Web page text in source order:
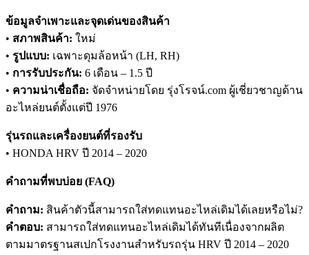
ข้อมูลจำเพาะและจุดเด่นของสินค้า
• สภาพสินค้า: ใหม่
• รูปแบบ: เฉพาะดุมล้อหน้า (LH, RH)
• การรับประกัน: 6 เดือน – 1.5 ปี
• ความน่าเชื่อถือ: จัดจำหน่ายโดย รุ่งโรจน์.com ผู้เชี่ยวชาญด้าน
อะไหล่ยนต์ตั้งแต่ปี 1976
รุ่นรถและเครื่องยนต์ที่รองรับ
• HONDA HRV ปี 2014 – 2020
คำถามที่พบบ่อย (FAQ)
คำถาม: สินค้าตัวนี้สามารถใส่ทดแทนอะไหล่เดิมได้เลยหรือไม่?
คำตอบ: สามารถใส่ทดแทนอะไหล่เดิมได้ทันทีเนื่องจากผลิต
ตามมาตรฐานสเปกโรงงานสำหรับรถรุ่น HRV ปี 2014 – 2020